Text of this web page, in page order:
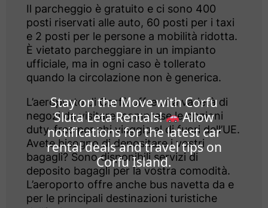
Stay on the Move with Corfu
Sluta Leta Rentals!
Allow
notifications for the latest car
rental deals and travel tips on
Corfu Island.
Il parcheggio è gratuito e ci sono 400
posti riservati alle auto, 60 posti per i taxi
e 2 posti per le persone a mobilità ridotta.
È vietato parcheggiare in un impianto
ufficiale, ma in ogni caso è tollerato
quando la circolazione non è generica.
L’aeroporto di Corfù offre una varietà di
negozi da visitare, comprese le opzioni
duty-free per chi viaggia al di fuori dell’UE.
Avete bisogno di depositare i vostri
bagagli? Sono disponibili servizi di
deposito bagagli per la vostra comodità.
L’aeroporto offre anche bus navetta da e
per le principali destinazioni turistiche